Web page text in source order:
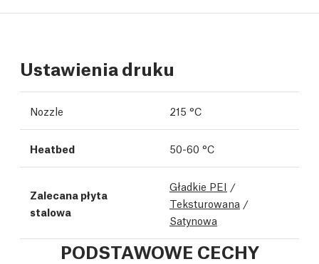
Ustawienia druku
Nozzle 215 °C
Heatbed 50-60 °C
Zalecana płyta
stalowa
Gładkie PEI /
Teksturowana /
Satynowa
PODSTAWOWE CECHY